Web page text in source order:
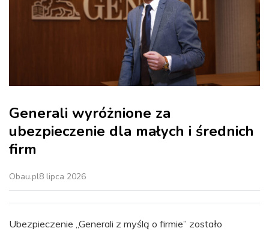
Generali wyróżnione za
ubezpieczenie dla małych i średnich
firm
Obau.pl8 lipca 2026
Ubezpieczenie „Generali z myślą o firmie” zostało